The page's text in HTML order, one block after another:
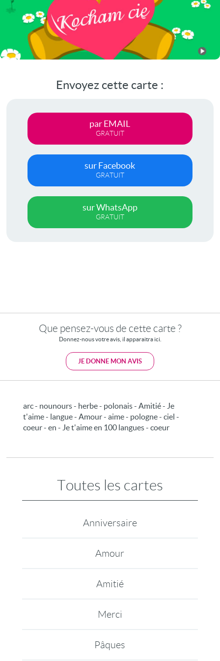
Envoyez cette carte :
par EMAIL
GRATUIT
sur Facebook
GRATUIT
sur WhatsApp
GRATUIT
Que pensez-vous de cette carte ?
Donnez-nous votre avis, il apparaitra ici.
JE DONNE MON AVIS
arc - nounours - herbe - polonais - Amitié - Je
t'aime - langue - Amour - aime - pologne - ciel -
coeur - en - Je t'aime en 100 langues - coeur
Toutes les cartes
Anniversaire
Amour
Amitié
Merci
Pâques